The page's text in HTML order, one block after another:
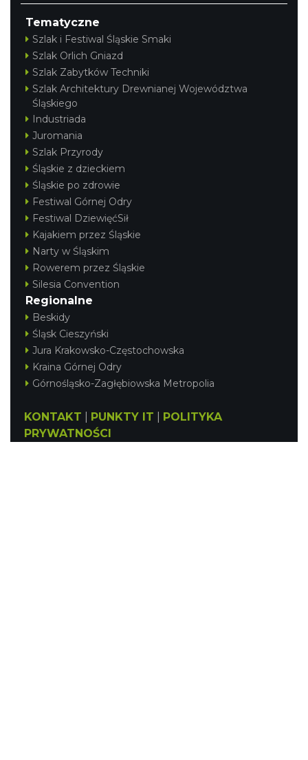
Tematyczne
Szlak i Festiwal Śląskie Smaki
Szlak Orlich Gniazd
Szlak Zabytków Techniki
Szlak Architektury Drewnianej Województwa
Śląskiego
Industriada
Juromania
Szlak Przyrody
Śląskie z dzieckiem
Śląskie po zdrowie
Festiwal Górnej Odry
Festiwal DziewięćSił
Kajakiem przez Śląskie
Narty w Śląskim
Rowerem przez Śląskie
Silesia Convention
Regionalne
Beskidy
Śląsk Cieszyński
Jura Krakowsko-Częstochowska
Kraina Górnej Odry
Górnośląsko-Zagłębiowska Metropolia
KONTAKT PUNKTY IT
POLITYKA
PRYWATNOŚCI